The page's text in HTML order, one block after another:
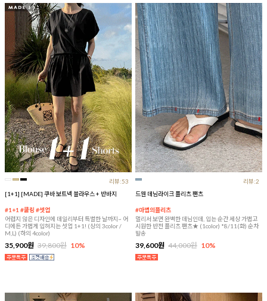
리뷰:53
[1+1] [MADE] 쿠바 보트넥 블라우스 + 반바지
#1+1 #쿨링 #셋업
어렵지 않은 디자인에 데일리부터 특별한 날까지~ 어
디에든 가볍게 입혀지는 셋업 1+1! (상의 3color /
M,L) (하의 4color)
35,900원 39,800원 10%
리뷰:2
드웬 데님라이크 플리츠 팬츠
#마법의플리츠
멀리서 보면 완벽한 데님인데, 입는 순간 세상 가볍고
시원한 반전 플리츠 팬츠★ (1color) *8/11(화) 순차
발송
39,600원 44,000원 10%